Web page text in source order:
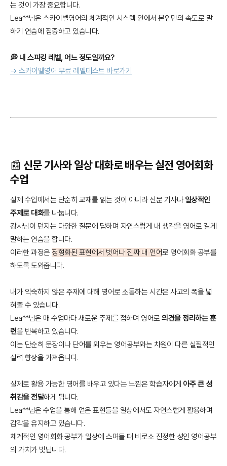
는 것이 가장 중요합니다.
Lea**님은 스카이벨영어의 체계적인 시스템 안에서 본인만의 속도로 말
하기 연습에 집중하고 있습니다.
💭 내 스피킹 레벨, 어느 정도일까요?
→ 스카이벨영어 무료 레벨테스트 바로가기
📰 신문 기사와 일상 대화로 배우는 실전 영어회화
수업
실제 수업에서는 단순히 교재를 읽는 것이 아니라 신문 기사나 일상적인
주제로 대화를 나눕니다.
강사님이 던지는 다양한 질문에 답하며 자연스럽게 내 생각을 영어로 길게
말하는 연습을 합니다.
이러한 과정은 정형화된 표현에서 벗어나 진짜 내 언어로 영어회화 공부를
하도록 도와줍니다.
내가 익숙하지 않은 주제에 대해 영어로 소통하는 시간은 사고의 폭을 넓
혀줄 수 있습니다.
Lea**님은 매 수업마다 새로운 주제를 접하며 영어로의견을 정리하는 훈
련을 반복하고 있습니다.
이는 단순히 문장이나 단어를 외우는 영어공부와는 차원이 다른 실질적인
실력 향상을 가져옵니다.
실제로 활용 가능한 영어를 배우고 있다는 느낌은 학습자에게 아주 큰 성
취감을 전달하게 됩니다.
Lea**님은 수업을 통해 얻은 표현들을 일상에서도 자연스럽게 활용하며
감각을 유지하고 있습니다.
체계적인 영어회화 공부가 일상에 스며들 때 비로소 진정한 성인 영어공부
의 가치가 빛납니다.